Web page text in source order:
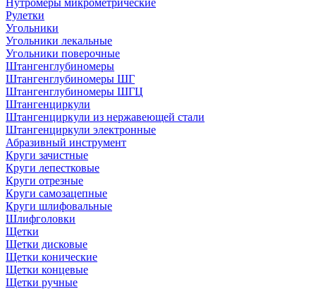
Нутромеры микрометрические
Рулетки
Угольники
Угольники лекальные
Угольники поверочные
Штангенглубиномеры
Штангенглубиномеры ШГ
Штангенглубиномеры ШГЦ
Штангенциркули
Штангенциркули из нержавеющей стали
Штангенциркули электронные
Абразивный инструмент
Круги зачистные
Круги лепестковые
Круги отрезные
Круги самозацепные
Круги шлифовальные
Шлифголовки
Щетки
Щетки дисковые
Щетки конические
Щетки концевые
Щетки ручные